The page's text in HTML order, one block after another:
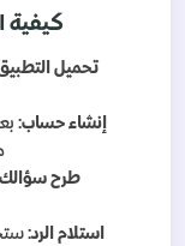
كيفية
تحميل
إنشاء حساب:
طرح سؤالك
استلام الرد: